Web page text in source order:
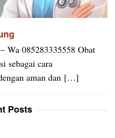
Wa 085283335558 Obat
sebagai cara
aman dan […]
Posts